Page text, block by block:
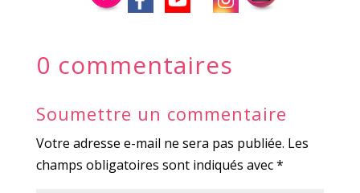
0 commentaires
Soumettre un commentaire
Votre adresse e-mail ne sera pas publiée. Les
champs obligatoires sont indiqués avec*